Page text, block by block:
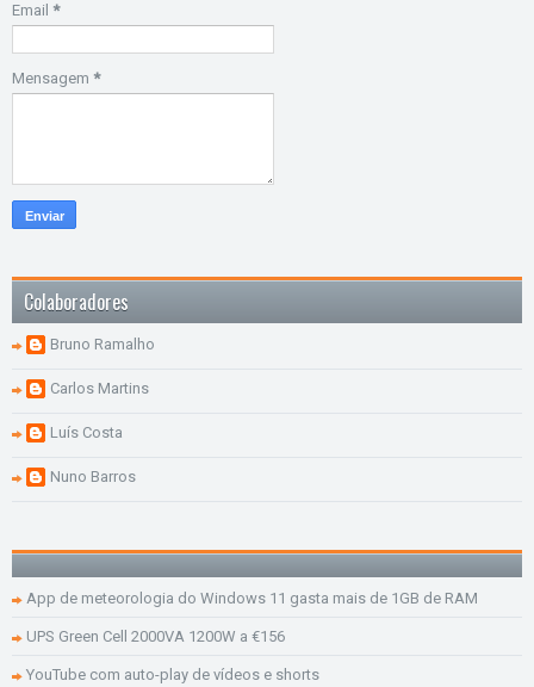
Email *
Mensagem *
Colaboradores
Bruno Ramalho
Carlos Martins
Luís Costa
Nuno Barros
App de meteorologia do Windows 11 gasta mais de 1GB de RAM
UPS Green Cell 2000VA 1200W a €156
YouTube com auto-play de vídeos e shorts